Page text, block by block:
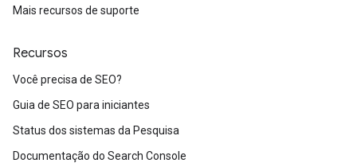
Mais recursos de suporte
Recursos
Você precisa de SEO?
Guia de SEO para iniciantes
Status dos sistemas da Pesquisa
Documentação do Search Console